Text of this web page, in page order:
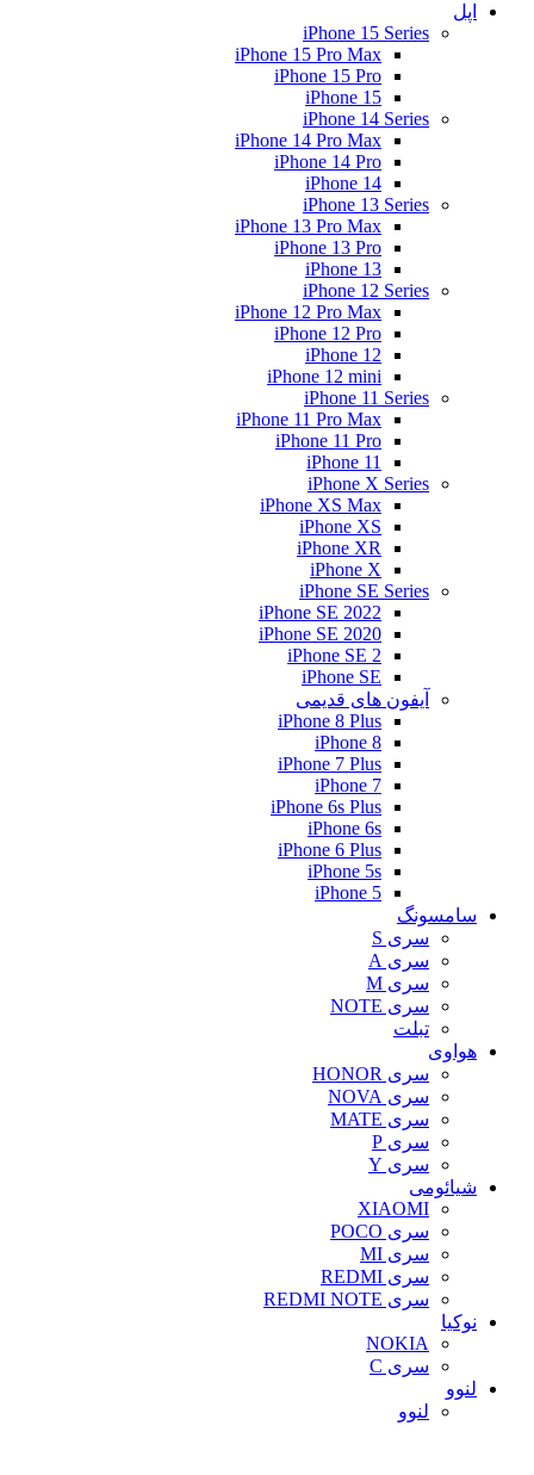
اپل
iPhone 15 Series
iPhone 15 Pro Max
iPhone 15 Pro
iPhone 15
iPhone 14 Series
iPhone 14 Pro Max
iPhone 14 Pro
iPhone 14
iPhone 13 Series
iPhone 13 Pro Max
iPhone 13 Pro
iPhone 13
iPhone 12 Series
iPhone 12 Pro Max
iPhone 12 Pro
iPhone 12
iPhone 12 mini
iPhone 11 Series
iPhone 11 Pro Max
iPhone 11 Pro
iPhone 11
iPhone X Series
iPhone XS Max
iPhone XS
iPhone XR
iPhone X
iPhone SE Series
iPhone SE 2022
iPhone SE 2020
iPhone SE 2
iPhone SE
آیفون های قدیمی
iPhone 8 Plus
iPhone 8
iPhone 7 Plus
iPhone 7
iPhone 6s Plus
iPhone 6s
iPhone 6 Plus
iPhone 5s
iPhone 5
سامسونگ
سری S
سری A
سری M
سری NOTE
تبلت
هواوی
سری HONOR
سری NOVA
سری MATE
سری P
سری Y
شیائومی
XIAOMI
سری POCO
سری MI
سری REDMI
سری REDMI NOTE
نوکیا
NOKIA
سری C
لنوو
لنوو